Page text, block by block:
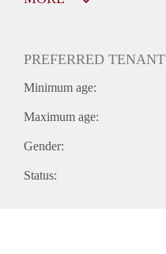
PREFERRED TENANT
Minimum age:
Maximum age:
Gender:
Status: